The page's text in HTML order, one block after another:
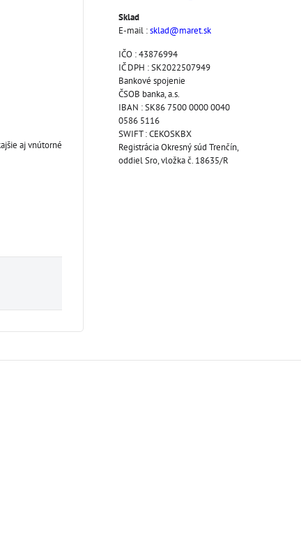
aj vnútorné
Sklad
E-mail :sklad@maret.sk
IČO : 43876994
IČ DPH : SK2022507949
Bankové spojenie
ČSOB banka, a.s.
IBAN : SK86 7500 0000 0040
0586 5116
SWIFT : CEKOSKBX
Registrácia Okresný súd Trenčín,
oddiel Sro, vložka č. 18635/R